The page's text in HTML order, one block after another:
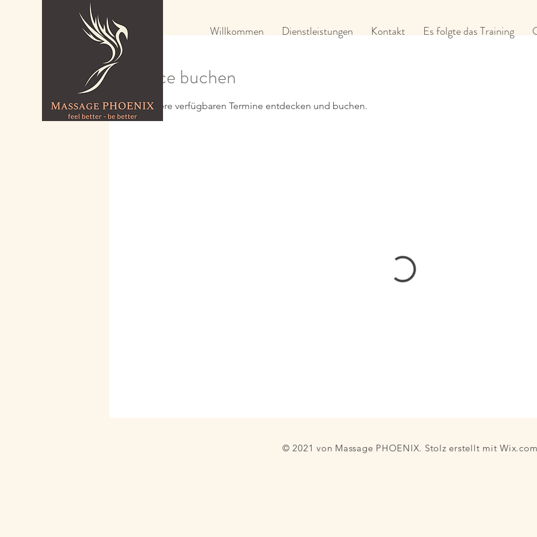
Willkommen Dienstleistungen Kontakt Es folgte das Training
Service buchen
Jetzt unsere verfügbaren Termine entdecken und buchen.
© 2021 von Massage PHOENIX. Stolz erstellt mit